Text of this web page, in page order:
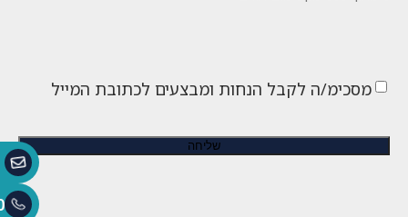
מסכימ/ה לקבל הנחות ומבצעים לכתובת המייל